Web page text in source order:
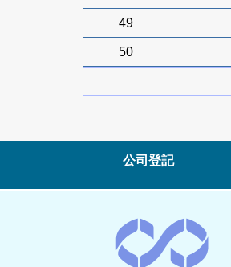
49
50
公司登記